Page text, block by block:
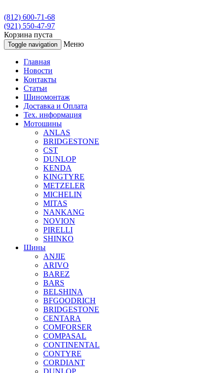
(812) 600-71-68
(921) 550-47-97
Корзина пуста
Toggle navigation Меню
Главная
Новости
Контакты
Статьи
Шиномонтаж
Доставка и Оплата
Тех. информация
Мотошины
ANLAS
BRIDGESTONE
CST
DUNLOP
KENDA
KINGTYRE
METZELER
MICHELIN
MITAS
NANKANG
NOVION
PIRELLI
SHINKO
Шины
ANJIE
ARIVO
BAREZ
BARS
BELSHINA
BFGOODRICH
BRIDGESTONE
CENTARA
COMFORSER
COMPASAL
CONTINENTAL
CONTYRE
CORDIANT
DUNLOP